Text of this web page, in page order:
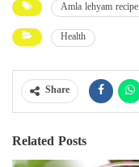
Amla lehyam recipe
Health
Share
Related Posts